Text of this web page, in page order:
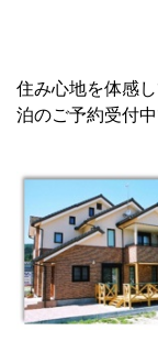
住み心地を体感
泊のご予約受付中